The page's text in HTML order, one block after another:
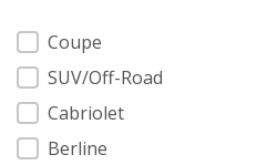
Carrosserie
Coupe
SUV/Off-Road
Cabriolet
Berline